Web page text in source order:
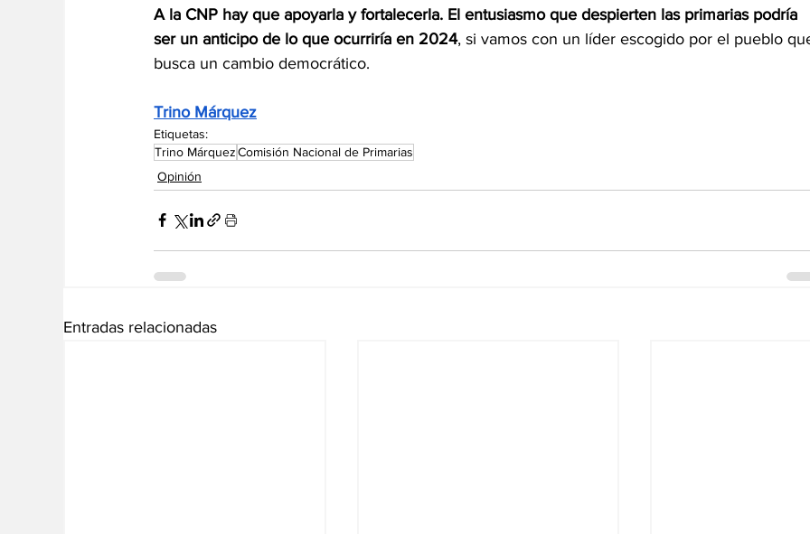
A la CNP hay que apoyarla y fortalecerla. El entusiasmo que despierten las primarias podría
ser un anticipo de lo que ocurriría en 2024, si vamos con un líder escogido por el pueblo
busca un cambio democrático.
Trino Márquez
Etiquetas:
Trino MárquezComisión Nacional de Primarias
Opinión
Entradas relacionadas